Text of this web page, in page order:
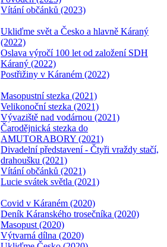
Vítání občánků (2023)
Ukliďme svět a Česko a hlavně Káraný
(2022)
Oslava výročí 100 let od založení SDH
Káraný (2022)
Postřižiny v Káraném (2022)
Masopustní stezka (2021)
Velikonoční stezka (2021)
Vývaziště nad vodárnou (2021)
Čarodějnická stezka do
AMUTORABORY (2021)
Divadelní představení - Čtyři vraždy stačí,
drahoušku (2021)
Vítání občánků (2021)
Lucie svátek světla (2021)
Covid v Káraném (2020)
Deník Káranského trosečníka (2020)
Masopust (2020)
Výtvarná dílna (2020)